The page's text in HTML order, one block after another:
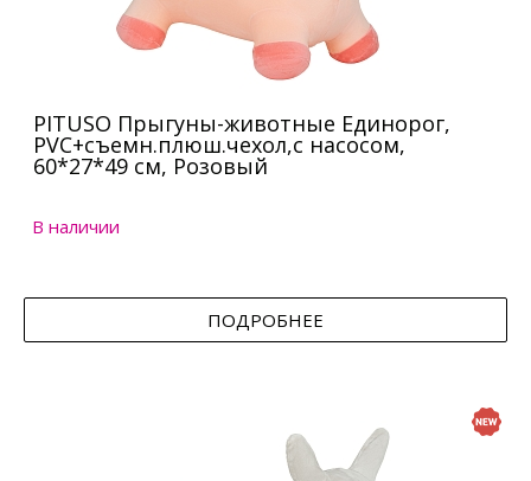
PITUSO Прыгуны-животные Единорог,
PVC+съемн.плюш.чехол,с насосом,
60*27*49 см, Розовый
В наличии
ПОДРОБНЕЕ